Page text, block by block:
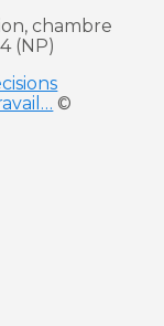
chambre
(NP)
©